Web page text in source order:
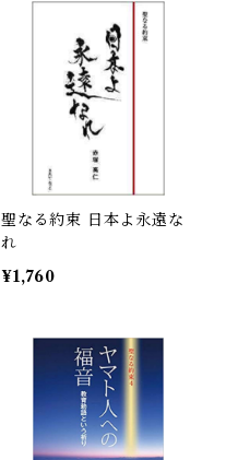
聖なる約束 日本よ永遠な
れ
¥1,760